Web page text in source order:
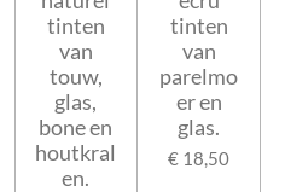
tinten
van
touw,
glas,
bone en
houtkral
en.
tinten
van
parelmo
er en
glas.
€ 18,50